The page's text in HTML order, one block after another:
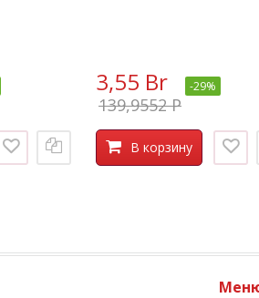
3,55 Br -29%
139,9552 P
В корзину